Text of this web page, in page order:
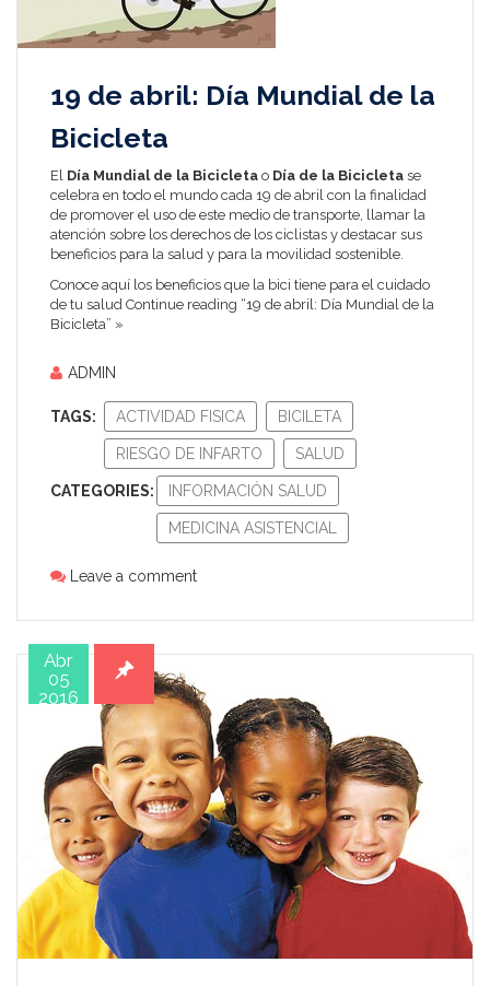
19 de abril: Día Mundial de la
Bicicleta
El Día Mundial de la Bicicleta o Día de la Bicicleta se
celebra en todo el mundo cada 19 de abril con la finalidad
de promover el uso de este medio de transporte, llamar la
atención sobre los derechos de los ciclistas y destacar sus
beneficios para la salud y para la movilidad sostenible.
Conoce aquí los beneficios que la bici tiene para el cuidado
de tu salud Continue reading “19 de abril: Día Mundial de la
Bicicleta” »
ADMIN
TAGS: ACTIVIDAD FISICA BICILETA
RIESGO DE INFARTO SALUD
CATEGORIES: INFORMACIÓN SALUD
MEDICINA ASISTENCIAL
Leave a comment
Abr
05
2016